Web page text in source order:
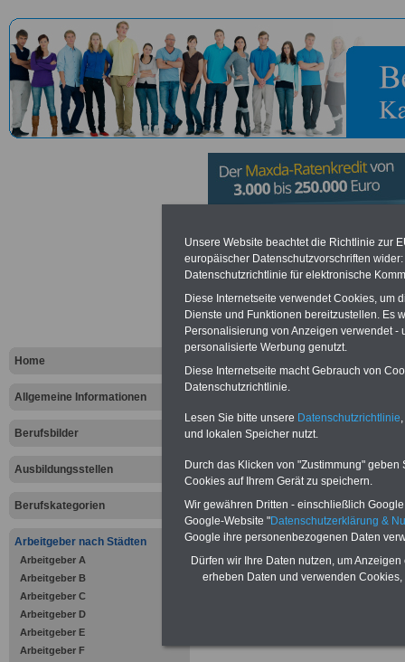
Home
Allgemeine Informationen
Berufsbilder
Ausbildungsstellen
Berufskategorien
Arbeitgeber nach Städten
Arbeitgeber A
Arbeitgeber B
Arbeitgeber C
Arbeitgeber D
Arbeitgeber E
Arbeitgeber F
Institut für
München -
München
Vorteile für den öffentlichen
Vergleichen und sparen
Berufsunfähigkeitsabsicherung-
Krankenzusatzversicherung
Krankenkassen-
Zahnzusatzversicherung
Krankenversicherung
Unsere Website beachtet die Richtlinie zur
europäischer Datenschutzvorschriften
Datenschutzrichtlinie für elektronische
Diese Internetseite verwendet Cookies, um
Dienste und Funktionen bereitzustellen. Es
Personalisierung von Anzeigen verwendet
personalisierte Werbung genutzt.
Diese Internetseite macht Gebrauch von
Datenschutzrichtlinie.
Lesen Sie bitte unsere Datenschutzrichtlinie
und lokalen Speicher nutzt.
Durch das Klicken von "Zustimmung"
Cookies auf Ihrem Gerät zu speichern.
Wir gewähren Dritten - einschließlich
Google-Website "Datenschutzerklärung &
Google ihre personenbezogenen Daten
Dürfen wir Ihre Daten nutzen, um
erheben Daten und verwenden